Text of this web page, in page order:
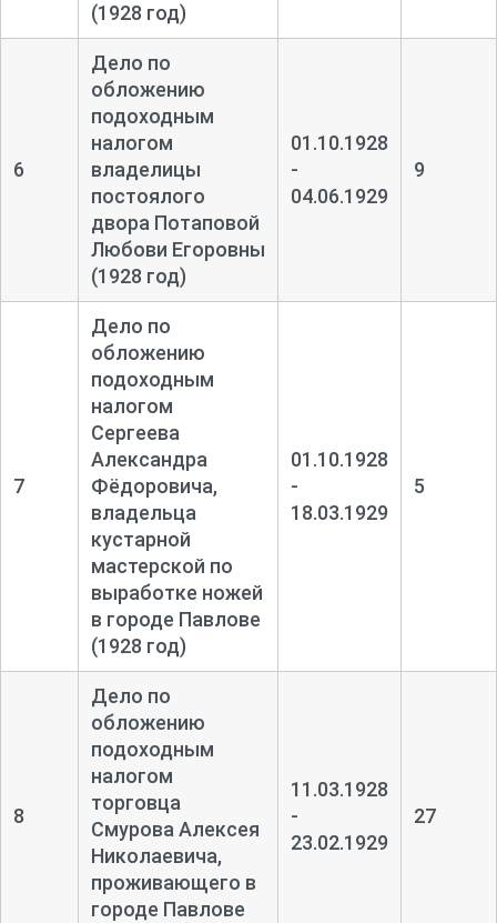
(1928 год)
6
Дело по
обложению
подоходным
налогом
владелицы
постоялого
двора Потаповой
Любови Егоровны
(1928 год)
01.10.1928
-
04.06.1929
9
7
Дело по
обложению
подоходным
налогом
Сергеева
Александра
Фёдоровича,
владельца
кустарной
мастерской по
выработке ножей
в городе Павлове
(1928 год)
01.10.1928
-
18.03.1929
5
8
Дело по
обложению
подоходным
налогом
торговца
Смурова Алексея
Николаевича,
проживающего в
городе Павлове
11.03.1928
-
23.02.1929
27